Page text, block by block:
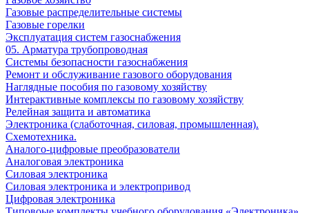
Газовые распределительные системы
Газовые горелки
Эксплуатация систем газоснабжения
05. Арматура трубопроводная
Системы безопасности газоснабжения
Ремонт и обслуживание газового оборудования
Наглядные пособия по газовому хозяйству
Интерактивные комплексы по газовому хозяйству
Релейная защита и автоматика
Электроника (слаботочная, силовая, промышленная).
Схемотехника.
Аналого-цифровые преобразователи
Аналоговая электроника
Cиловая электроника
Cиловая электроника и электропривод
Цифровая электроника